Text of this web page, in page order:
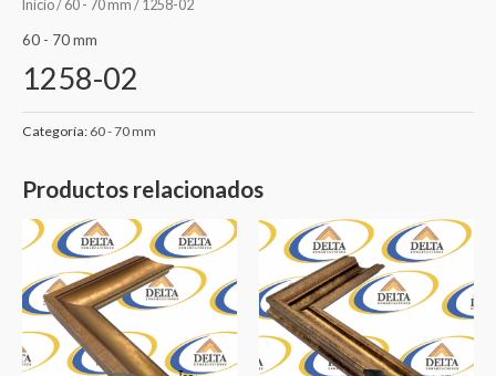
Inicio/ 60 - 70 mm / 1258-02
60 - 70 mm
1258-02
Categoría: 60 - 70 mm
Productos relacionados